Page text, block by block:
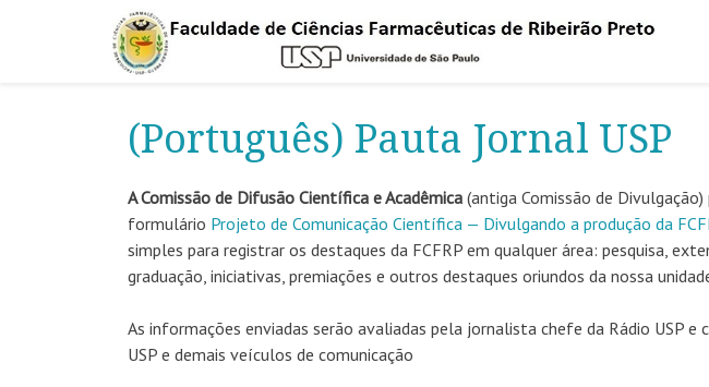
(Português) Pauta Jornal USP
A Comissão de Difusão Científica e Acadêmica (antiga Comissão de
formulário Projeto de Comunicação Científica — Divulgando a produção da
simples para registrar os destaques da FCFRP em qualquer área: pesquisa,
graduação, iniciativas, premiações e outros destaques oriundos da nossa
As informações enviadas serão avaliadas pela jornalista chefe da Rádio USP e
USP e demais veículos de comunicação